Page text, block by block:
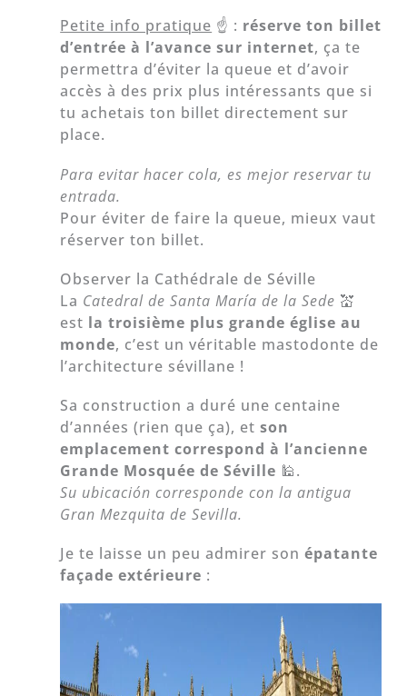
Petite info pratique ☝️ : réserve ton billet
d’entrée à l’avance sur internet, ça te
permettra d’éviter la queue et d’avoir
accès à des prix plus intéressants que si
tu achetais ton billet directement sur
place.
Para evitar hacer cola, es mejor reservar tu
entrada.
Pour éviter de faire la queue, mieux vaut
réserver ton billet.
Observer la Cathédrale de Séville
La Catedral de Santa María de la Sede 💒
est la troisième plus grande église au
monde, c’est un véritable mastodonte de
l’architecture sévillane !
Sa construction a duré une centaine
d’années (rien que ça), etson
emplacement correspond à l’ancienne
Grande Mosquée de Séville 🕌.
Su ubicación corresponde con la antigua
Gran Mezquita de Sevilla.
Je te laisse un peu admirer sonépatante
façade extérieure :